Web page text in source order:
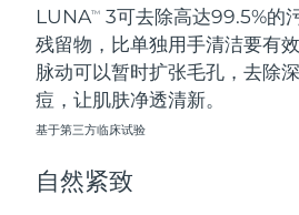
LUNATM
3可去除高达99.5%的
残留物，比单独用手清洁要有
脉动可以暂时扩张毛孔，去除
痘，让肌肤净透清新。
基于第三方临床试验
自然紧致
黎巴嫩
立陶宛
中国澳门特别行政区